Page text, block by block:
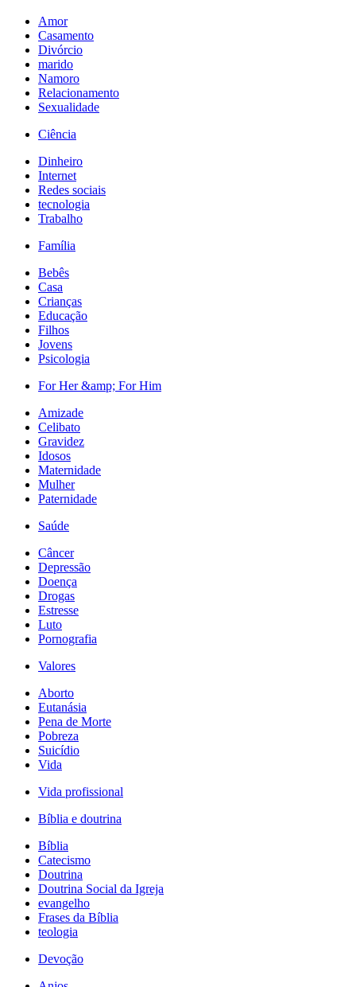
Amor
Casamento
Divórcio
marido
Namoro
Relacionamento
Sexualidade
Ciência
Dinheiro
Internet
Redes sociais
tecnologia
Trabalho
Família
Bebês
Casa
Crianças
Educação
Filhos
Jovens
Psicologia
For Her &amp; For Him
Amizade
Celibato
Gravidez
Idosos
Maternidade
Mulher
Paternidade
Saúde
Câncer
Depressão
Doença
Drogas
Estresse
Luto
Pornografia
Valores
Aborto
Eutanásia
Pena de Morte
Pobreza
Suicídio
Vida
Vida profissional
Bíblia e doutrina
Bíblia
Catecismo
Doutrina
Doutrina Social da Igreja
evangelho
Frases da Bíblia
teologia
Devoção